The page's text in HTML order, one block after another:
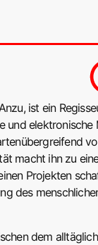
ist ein
und
macht ihn zu
Projekten
des
dem